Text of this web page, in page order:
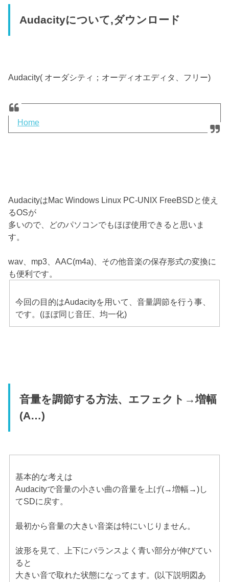
Audacityについて,ダウンロード
Audacity( オーダシティ；オーディオエディタ、フリー)
Home
AudacityはMac Windows Linux PC-UNIX FreeBSDと使え
るOSが
多いので、どのパソコンでもほぼ使用できると思いま
す。
wav、mp3、AAC(m4a)、その他音楽の保存形式の変換に
も便利です。
今回の目的はAudacityを用いて、音量調節を行う事、
です。(ほぼ同じ音圧、均一化)
音量を調節する方法、エフェクト→増幅
(A…)
基本的な考えは
Audacityで音量の小さい曲の音量を上げ(→増幅→)し
てSDに戻す。
最初から音量の大きい音楽は特にいじりません。
波形を見て、上下にバランスよく青い部分が伸びてい
ると
大きい音で取れた状態になってます。(以下説明図あ